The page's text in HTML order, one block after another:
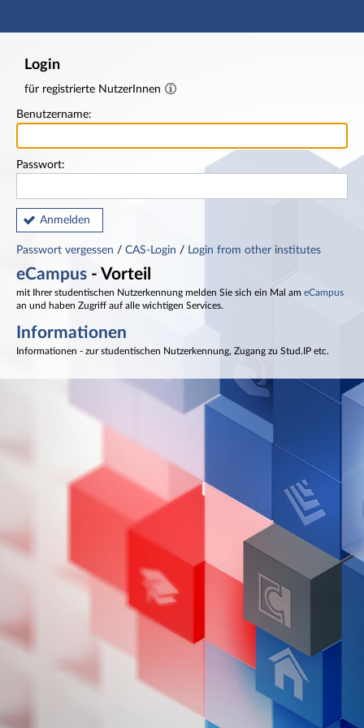
Hauptnavigation
Login
für registrierte NutzerInnen
Benutzername:
Passwort:
Anmelden
Passwort vergessen / CAS-Login / Login from other institutes
eCampus - Vorteil
mit Ihrer studentischen Nutzerkennung melden Sie sich ein Mal am eCampus
an und haben Zugriff auf alle wichtigen Services.
Informationen
Informationen - zur studentischen Nutzerkennung, Zugang zu Stud.IP etc.